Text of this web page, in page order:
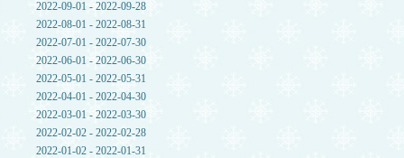
2022-09-01 - 2022-09-28
2022-08-01 - 2022-08-31
2022-07-01 - 2022-07-30
2022-06-01 - 2022-06-30
2022-05-01 - 2022-05-31
2022-04-01 - 2022-04-30
2022-03-01 - 2022-03-30
2022-02-02 - 2022-02-28
2022-01-02 - 2022-01-31